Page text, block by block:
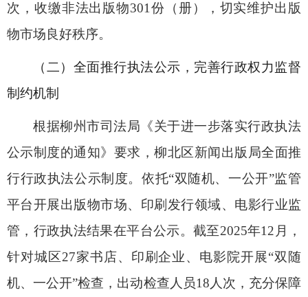
次，收缴非法出版物301 份（册），切实维护出版
物市场良好秩序。
（二）全面推行执法公示，完善行政权力监督
制约机制
根据柳州市司法局《关于进一步落实行政执法
公示制度的通知》要求，柳北区新闻出版局全面推
行行政执法公示制度。依托“双随机、一公开”监管
平台开展出版物市场、印刷发行领域、电影行业监
管，行政执法结果在平台公示。截至2025年12 月，
针对城区 27家书店、印刷企业、电影院开展“双随
机、一公开”检查，出动检查人员18 人次，充分保障